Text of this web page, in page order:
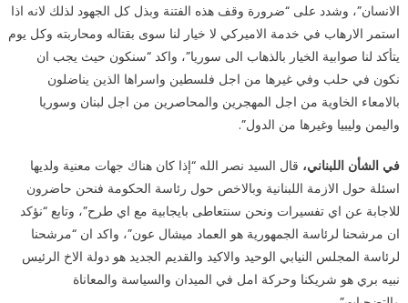
الانسان”، وشدد على “ضرورة وقف هذه الفتنة وبذل كل الجهود لذلك لانه اذا
استمر الارهاب في خدمة الاميركي لا خيار لنا سوى بقتاله ومحاربته وكل يوم
يتأكد لنا صوابية الخيار بالذهاب الى سوريا”، واكد “سنكون حيث يجب ان
نكون في حلب وفي غيرها من اجل فلسطين واسراها الذين يناضلون
بالامعاء الخاوية من اجل المهجرين والمحاصرين من اجل لبنان وسوريا
واليمن وليبيا وغيرها من الدول”.
في الشأن اللبناني، قال السيد نصر الله “إذا كان هناك جهات معنية ولديها
اسئلة حول الازمة اللبنانية وبالاخص حول رئاسة الحكومة فنحن حاضرون
للاجابة عن اي تفسيرات ونحن سنتعاطى بايجابية مع اي طرح”، وتابع “نؤكد
ان مرشحنا لرئاسة الجمهورية هو العماد ميشال عون”، واكد ان “مرشحنا
لرئاسة المجلس النيابي الوحيد والاكيد والقديم الجديد هو دولة الاخ الرئيس
نبيه بري هو شريكنا وحركة امل في الميدان والسياسة والمعاناة